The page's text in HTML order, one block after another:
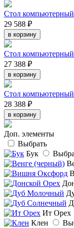
Стол
29 588 ₽
в корзину
Стол
27 388 ₽
в корзину
Стол
28 388 ₽
в корзину
Доп. элементы
Выбрать
Бук
Ит Орех
Клен